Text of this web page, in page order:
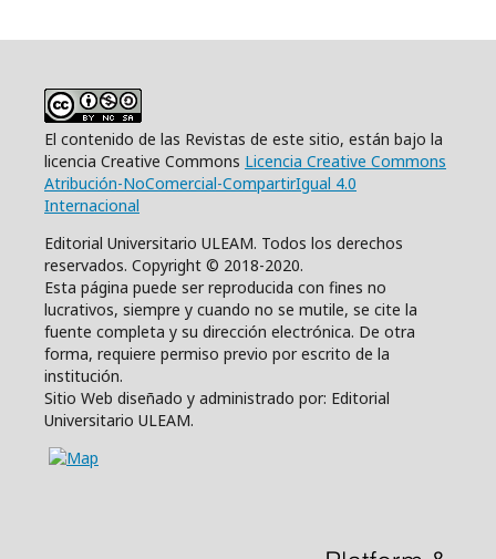
El contenido de las Revistas de este sitio, están bajo la
licencia Creative Commons Licencia Creative Commons
Atribución-NoComercial-CompartirIgual 4.0
Internacional
Editorial Universitario ULEAM. Todos los derechos
reservados. Copyright © 2018-2020.
Esta página puede ser reproducida con fines no
lucrativos, siempre y cuando no se mutile, se cite la
fuente completa y su dirección electrónica. De otra
forma, requiere permiso previo por escrito de la
institución.
Sitio Web diseñado y administrado por: Editorial
Universitario ULEAM.